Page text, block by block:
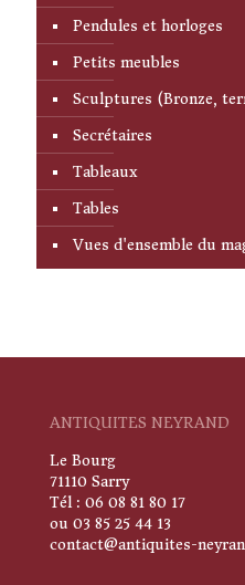
Pendules et horloges
Petits meubles
Sculptures (Bronze,
Secrétaires
Tableaux
Tables
Vues d'ensemble du
ANTIQUITES NEYRAND
Le Bourg
71110 Sarry
Tél : 06 08 81 80 17
ou 03 85 25 44 13
contact@antiquites-